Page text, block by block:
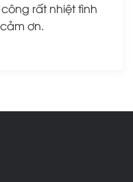
rất nhiệt tình
ơn.